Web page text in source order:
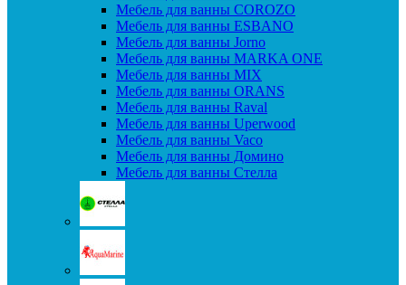
Мебель для ванны COROZO
Мебель для ванны ESBANO
Мебель для ванны Jorno
Мебель для ванны MARKA ONE
Мебель для ванны MIX
Мебель для ванны ORANS
Мебель для ванны Raval
Мебель для ванны Uperwood
Мебель для ванны Vaco
Мебель для ванны Домино
Мебель для ванны Стелла